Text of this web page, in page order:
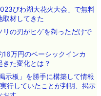
びわ湖大花火大会」で無料
取材してきた
の刃がヒゲを剃っただけで
万円のベーシックインカ
た変化とは？
示板」を勝手に構築して情報
行していたことが判明、掲示